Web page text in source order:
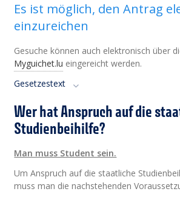
Es ist möglich, den Antrag
einzureichen
Gesuche können auch elektronisch über
Myguichet.lu eingereicht werden.
Gesetzestext
Wer hat Anspruch auf die
Studienbeihilfe?
Man muss Student sein.
Um Anspruch auf die staatliche
muss man die nachstehenden